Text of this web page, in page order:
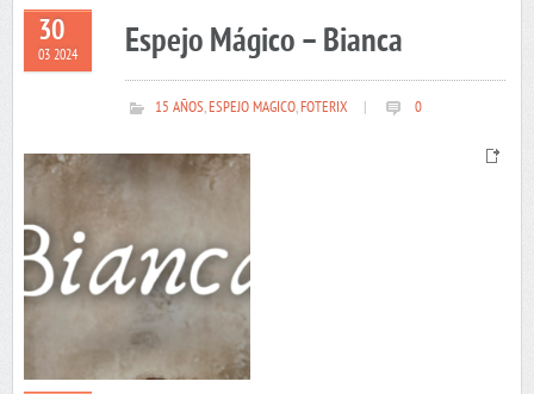
30
03 2024 Espejo Mágico – Bianca
15 AÑOS,ESPEJO MAGICO,FOTERIX 0